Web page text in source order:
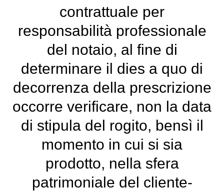
contrattuale per
responsabilità professionale
del notaio, al fine di
determinare il dies a quo di
decorrenza della prescrizione
occorre verificare, non la data
di stipula del rogito, bensì il
momento in cui si sia
prodotto, nella sfera
patrimoniale del cliente-